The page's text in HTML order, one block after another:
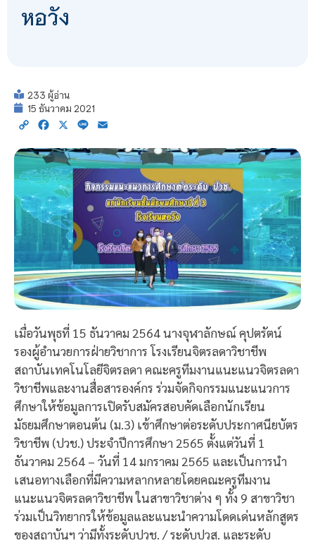
หอวัง
233 ผู้อ่าน
15 ธันวาคม 2021
Copy Facebook
X Line
เมื่อวันพุธที่ 15 ธันวาคม 2564 นางจุฬาลักษณ์ คุปตรัตน์
รองผู้อำนวยการฝ่ายวิชาการ โรงเรียนจิตรลดาวิชาชีพ
สถาบันเทคโนโลยีจิตรลดา คณะครูทีมงานแนะแนวจิตรลดา
วิชาชีพและงานสื่อสารองค์กร ร่วมจัดกิจกรรมแนะแนวการ
ศึกษาให้ข้อมูลการเปิดรับสมัครสอบคัดเลือกนักเรียน
มัธยมศึกษาตอนต้น (ม.3) เข้าศึกษาต่อระดับประกาศนียบัตร
วิชาชีพ (ปวช.) ประจำปีการศึกษา 2565 ตั้งแต่วันที่ 1
ธันวาคม 2564 – วันที่ 14 มกราคม 2565 และเป็นการนำ
เสนอทางเลือกที่มีความหลากหลายโดยคณะครูทีมงาน
แนะแนวจิตรลดาวิชาชีพ ในสาขาวิชาต่าง ๆ ทั้ง 9 สาขาวิชา
ร่วมเป็นวิทยากรให้ข้อมูลและแนะนำความโดดเด่นหลักสูตร
ของสถาบันฯ ว่ามีทั้งระดับปวช. / ระดับปวส. และระดับ